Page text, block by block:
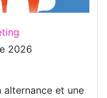
2026
alternance et une